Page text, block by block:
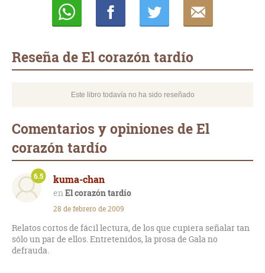
Reseña de El corazón tardío
Este libro todavía no ha sido reseñado
Comentarios y opiniones de El
corazón tardío
kuma-chan
El corazón tardío
6.5
28 de febrero de 2009
Relatos cortos de fácil lectura, de los que cupiera señalar tan
sólo un par de ellos. Entretenidos, la prosa de Gala no
defrauda.